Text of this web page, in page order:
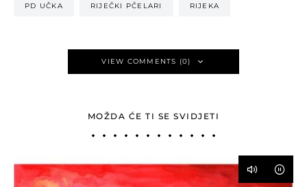
PD UČKA RIJEČKI PČELARI RIJEKA
VIEW COMMENTS (0)
MOŽDA ĆE TI SE SVIDJETI